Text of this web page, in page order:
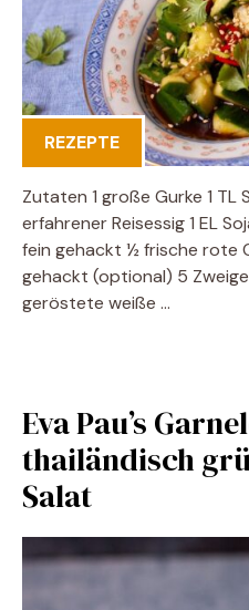
REZEPTE
Zutaten 1 große Gurke 1 TL
erfahrener Reisessig 1 EL
fein gehackt ½ frische rote
gehackt (optional) 5
geröstete weiße …
Eva Pau’s
thailändisch
Salat